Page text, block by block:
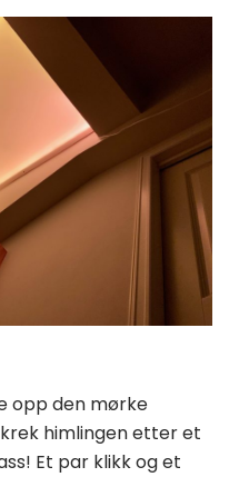
opp den mørke
himlingen etter et
Et par klikk og et